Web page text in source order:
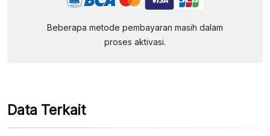
Beberapa metode pembayaran masih dalam
proses aktivasi.
Data Terkait